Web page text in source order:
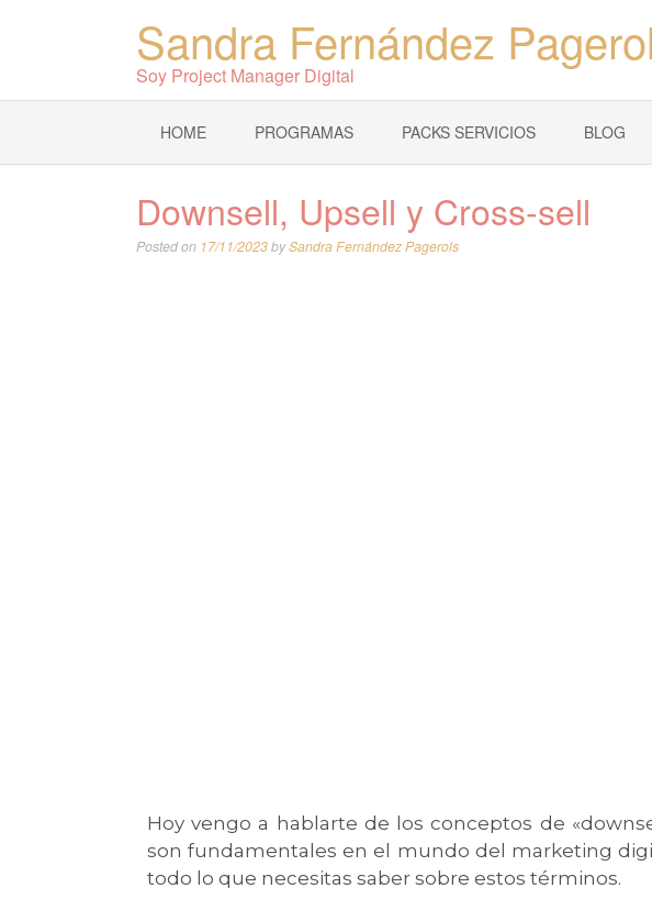
Sandra Fernández
Soy Project Manager Digital
HOME PROGRAMAS PACKS SERVICIOS BLOG
Downsell, Upsell y Cross-sell
Posted on 17/11/2023bySandra Fernández Pagerols
Hoy vengo a hablarte de los conceptos de
son fundamentales en el mundo del marketing
todo lo que necesitas saber sobre estos términos.